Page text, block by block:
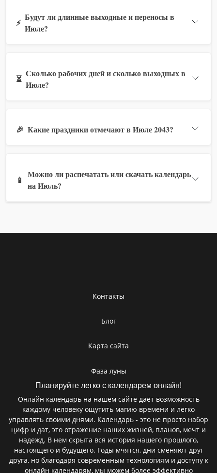
⚡
Будут ли длинные выходные и переносы в
Июле?
⏳
Сколько рабочих дней и сколько выходных в
Июле?
🎉 Какие праздники отмечают в Июле 2043?
📱
Можно ли распечатать или скачать календарь
на Июль?
Контакты
Блог
Карта сайта
Фаза луны
Планируйте легко с календарем онлайн!
Онлайн календарь на нашем сайте даёт возможность
каждому человеку ощутить магию времени и легко
управлять своими днями. Календарь - это не просто набор
цифр и дат, это отражение наших жизней, планов, мечт и
надежд. В нем скрыта вся история нашего прошлого,
настоящего и будущего. Годы мчятся, дни сменяют друг
друга, но благодаря современным технологиям и доступу к
онлайн календарям, мы можем более эффективно